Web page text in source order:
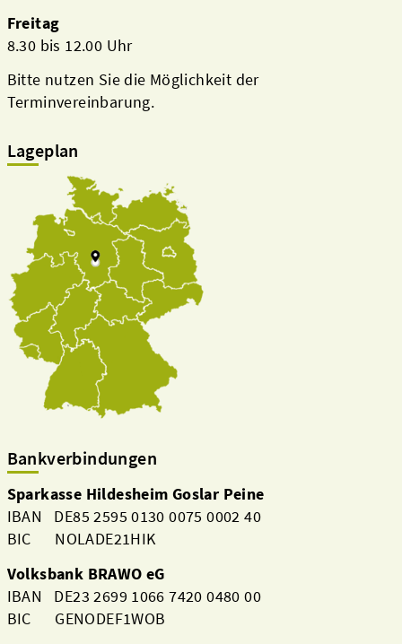
Freitag
8.30 bis 12.00 Uhr
Bitte nutzen Sie die Möglichkeit der
Terminvereinbarung.
Lageplan
Bankverbindungen
Sparkasse Hildesheim Goslar Peine
IBAN DE85 2595 0130 0075 0002 40
BIC NOLADE21HIK
Volksbank BRAWO eG
IBAN DE23 2699 1066 7420 0480 00
BIC GENODEF1WOB